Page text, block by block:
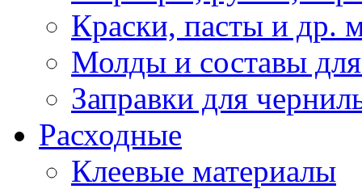
Краски, пасты и др.
Молды и составы
Заправки для
Расходные
Клеевые материалы